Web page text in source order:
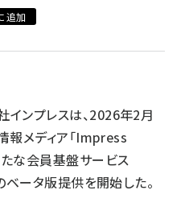
追加
インプレスは、2026年2月
報メディア「Impress
たな会員基盤サービス
ベータ版提供を開始した。